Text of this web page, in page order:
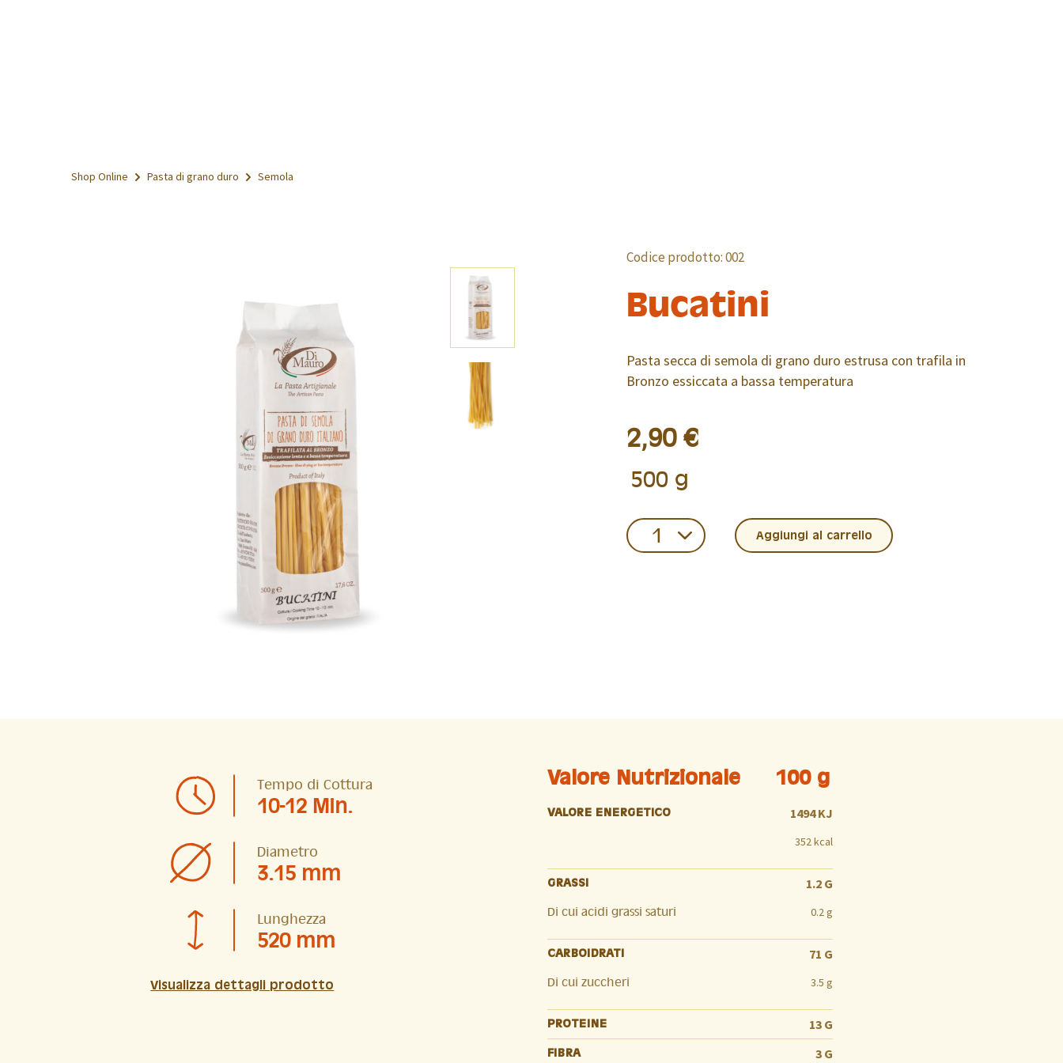
Shop Online Pasta di grano duro Semola
Codice prodotto: 002
Bucatini
Pasta secca di semola di grano duro estrusa con trafila in
Bronzo essiccata a bassa temperatura
2,90 €
Confezione
500 g
Aggiungi al carrello
Tempo di Cottura
10-12 Min.
Diametro
3.15 mm
Lunghezza
520 mm
Visualizza dettagli prodotto
Valore Nutrizionale 100 g
VALORE ENERGETICO 1494 KJ
352 kcal
GRASSI 1.2 G
Di cui acidi grassi saturi 0.2 g
CARBOIDRATI 71 G
Di cui zuccheri 3.5 g
PROTEINE 13 G
FIBRA 3 G